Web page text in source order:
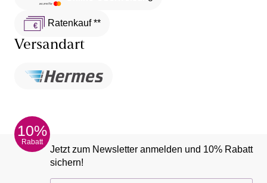
Ratenkauf **
Versandart
10%
Rabatt
Jetzt zum Newsletter anmelden und 10% Rabatt
sichern!